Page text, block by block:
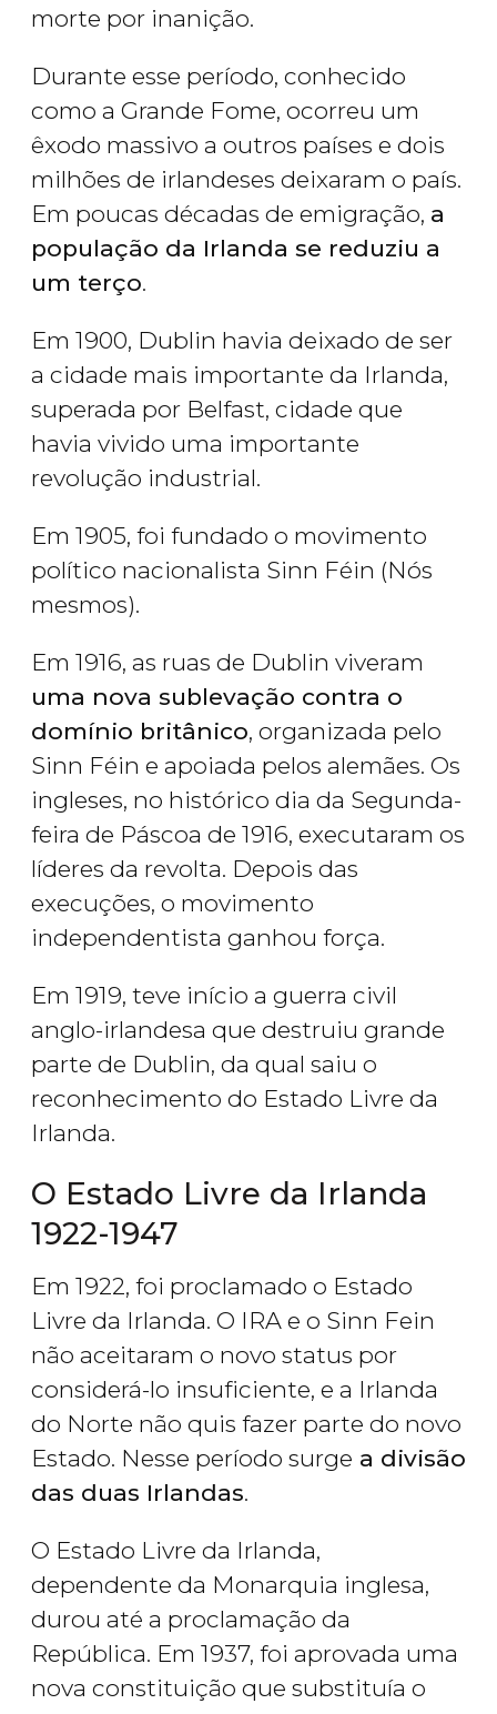
morte por inanição.
Durante esse período, conhecido
como a Grande Fome, ocorreu um
êxodo massivo a outros países e dois
milhões de irlandeses deixaram o país.
Em poucas décadas de emigração, a
população da Irlanda se reduziu a
um terço.
Em 1900, Dublin havia deixado de ser
a cidade mais importante da Irlanda,
superada por Belfast, cidade que
havia vivido uma importante
revolução industrial.
Em 1905, foi fundado o movimento
político nacionalista Sinn Féin (Nós
mesmos).
Em 1916, as ruas de Dublin viveram
uma nova sublevação contra o
domínio britânico, organizada pelo
Sinn Féin e apoiada pelos alemães. Os
ingleses, no histórico dia da Segunda-
feira de Páscoa de 1916, executaram os
líderes da revolta. Depois das
execuções, o movimento
independentista ganhou força.
Em 1919, teve início a guerra civil
anglo-irlandesa que destruiu grande
parte de Dublin, da qual saiu o
reconhecimento do Estado Livre da
Irlanda.
O Estado Livre da Irlanda
1922-1947
Em 1922, foi proclamado o Estado
Livre da Irlanda. O IRA e o Sinn Fein
não aceitaram o novo status por
considerá-lo insuficiente, e a Irlanda
do Norte não quis fazer parte do novo
Estado. Nesse período surge a divisão
das duas Irlandas.
O Estado Livre da Irlanda,
dependente da Monarquia inglesa,
durou até a proclamação da
República. Em 1937, foi aprovada uma
nova constituição que substituía o